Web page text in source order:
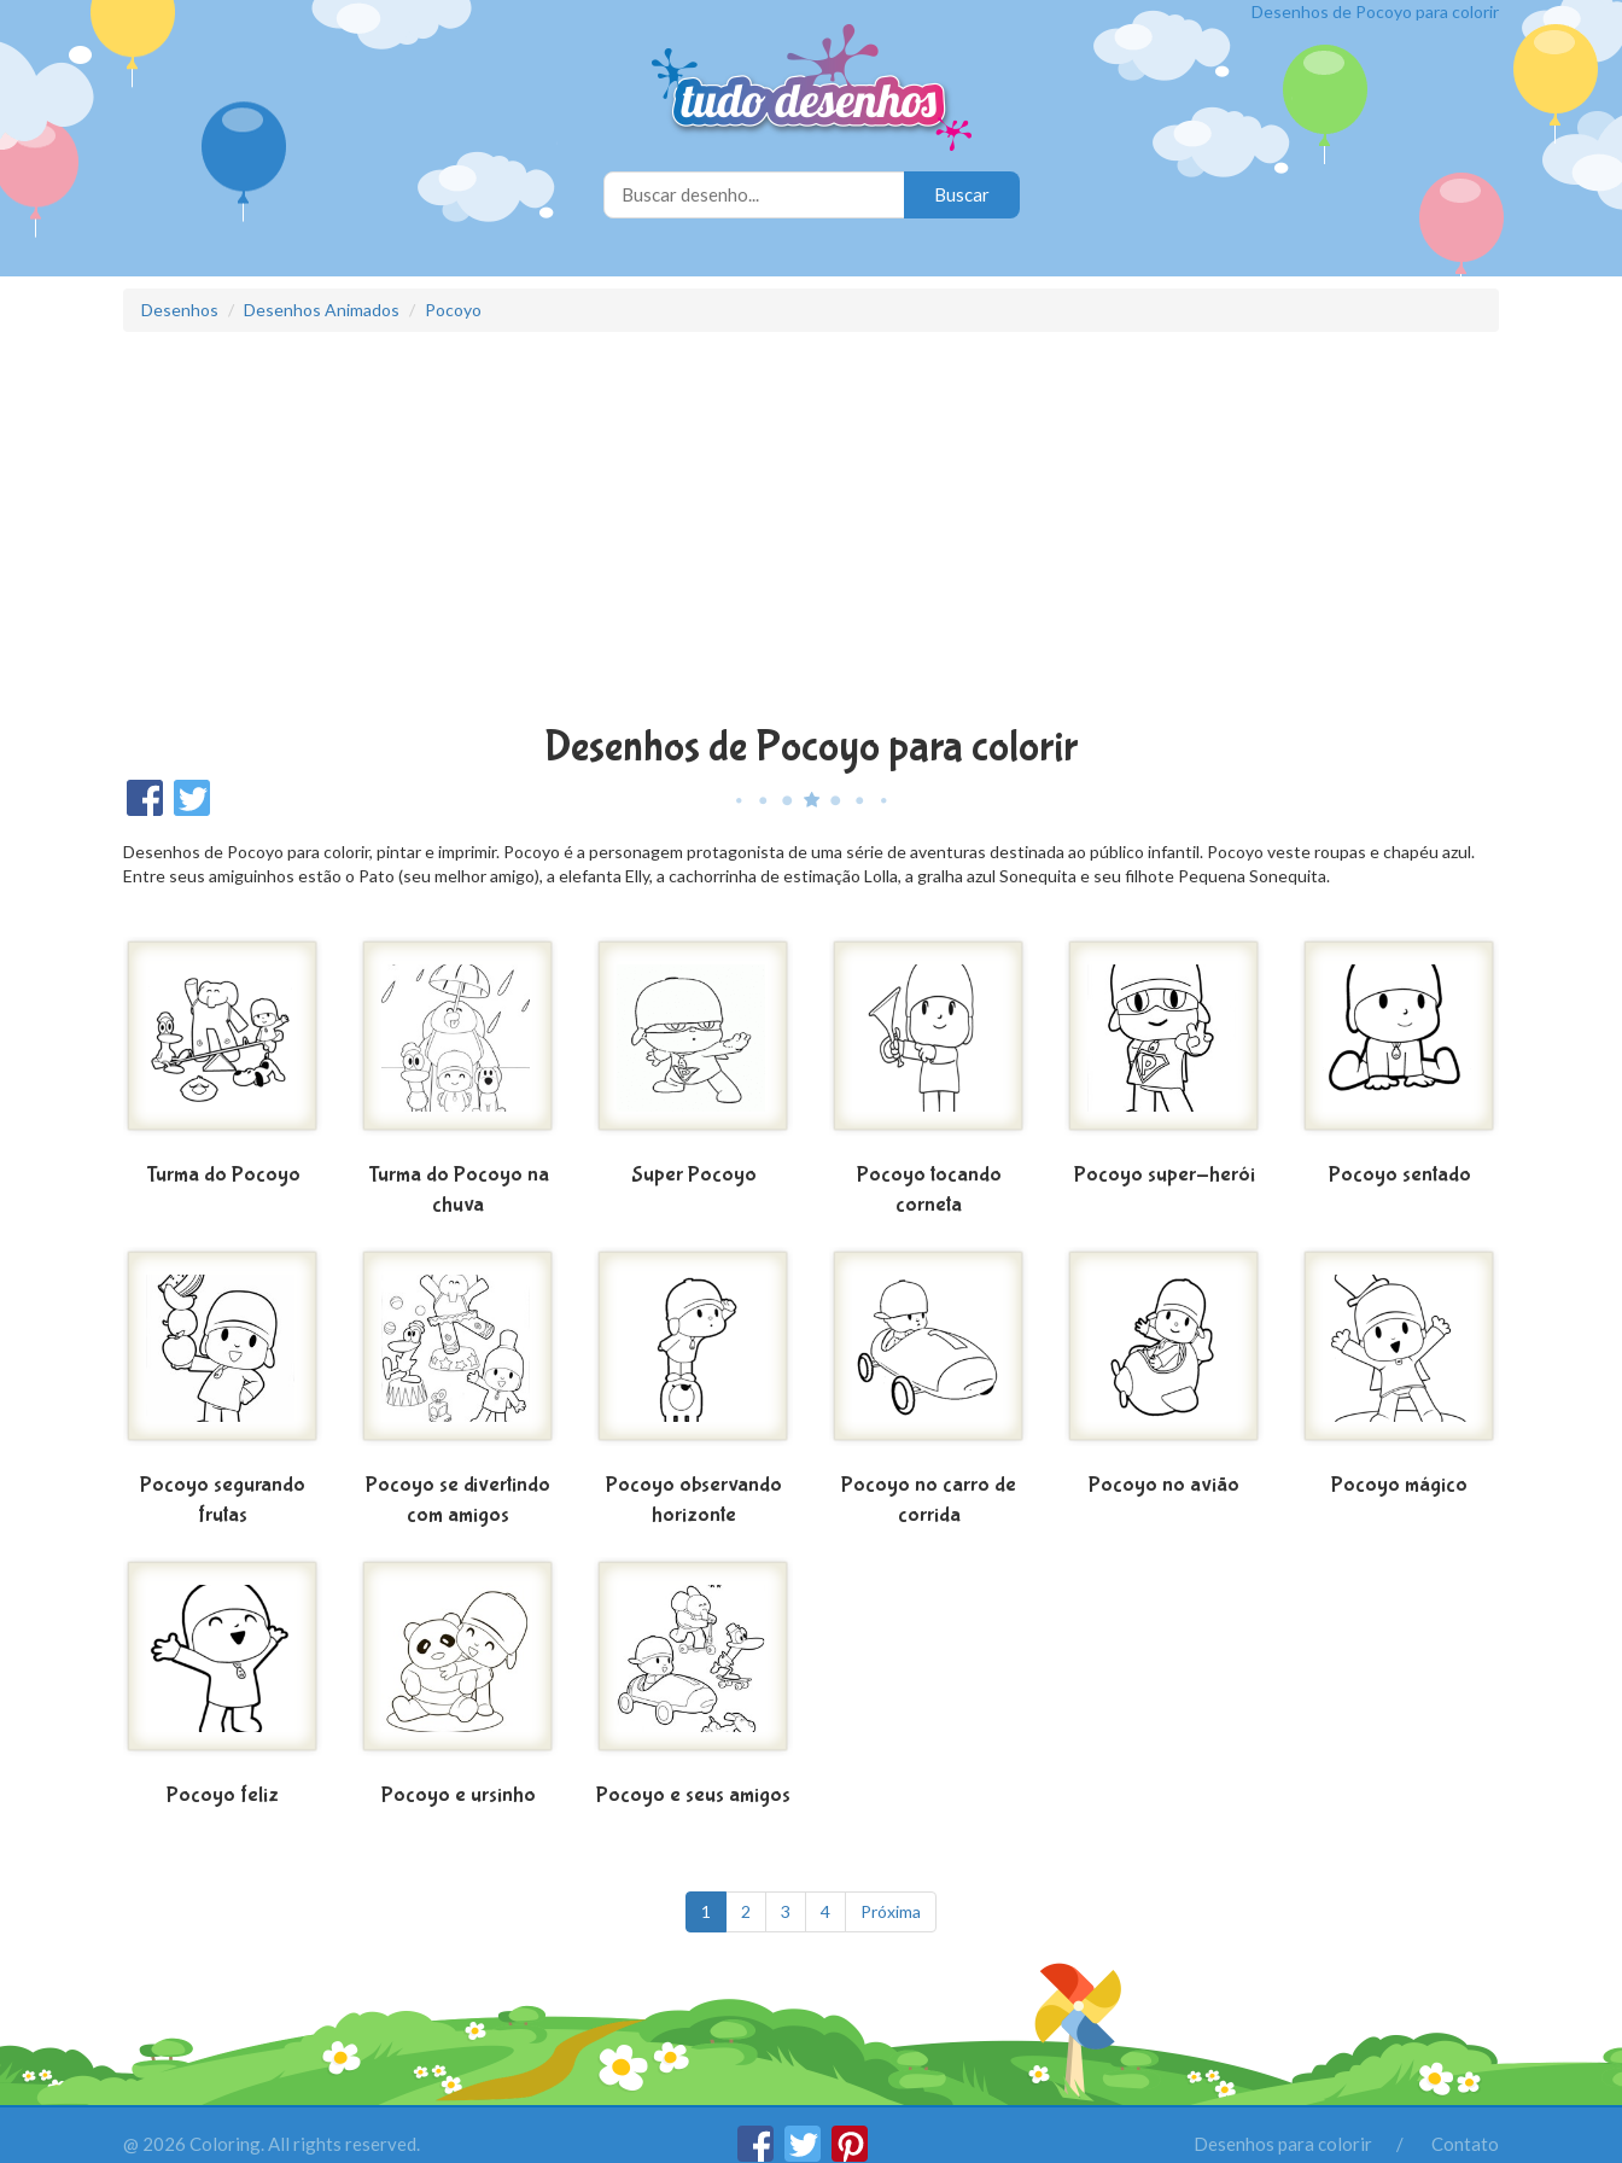
Desenhos de Pocoyo para colorir
Desenhos Desenhos Animados Pocoyo
Desenhos de Pocoyo para colorir
Desenhos de Pocoyo para colorir, pintar e imprimir. Pocoyo é a personagem protagonista de uma série de aventuras destinada ao público infantil. Pocoyo veste roupas e chapéu azul.
Entre seus amiguinhos estão o Pato (seu melhor amigo), a elefanta Elly, a cachorrinha de estimação Lolla, a gralha azul Sonequita e seu filhote Pequena Sonequita.
Turma do Pocoyo
Turma do Pocoyo na
chuva
Super Pocoyo
Pocoyo tocando
corneta
Pocoyo super-herói Pocoyo sentado
Pocoyo segurando
frutas
Pocoyo se divertindo
com amigos
Pocoyo observando
horizonte
Pocoyo no carro de
corrida
Pocoyo no avião Pocoyo mágico
Pocoyo feliz Pocoyo e ursinho Pocoyo e seus amigos
1 2 3 4 Próxima
@ 2026 Coloring. All rights reserved. Desenhos para colorir Contato